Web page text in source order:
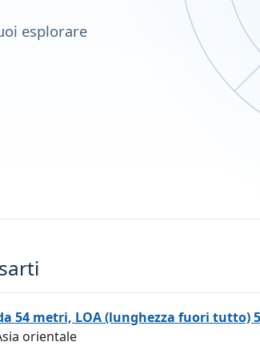
esplorare
54 metri, LOA (lunghezza fuori tutto)
orientale